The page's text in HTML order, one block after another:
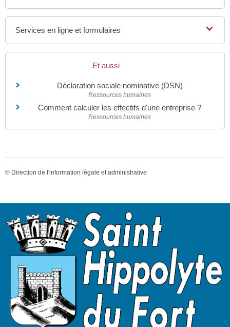
Services en ligne et formulaires
Et aussi
Déclaration sociale nominative (DSN)
Ressources humaines
Comment calculer les effectifs d'une entreprise ?
Ressources humaines
© Direction de l'information légale et administrative